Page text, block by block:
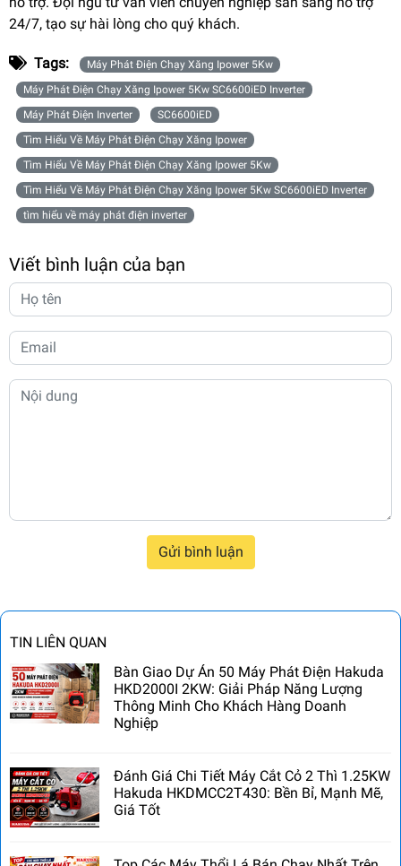
TIN LIÊN QUAN
Bàn Giao Dự Án 50 Máy Phát Điện Hakuda
HKD2000I 2KW: Giải Pháp Năng Lượng
Thông Minh Cho Khách Hàng Doanh
Nghiệp
Đánh Giá Chi Tiết Máy Cắt Cỏ 2 Thì 1.25KW
Hakuda HKDMCC2T430: Bền Bỉ, Mạnh Mẽ,
Giá Tốt
24/7, tạo sự hài lòng cho quý khách.
Tags:
Máy Phát Điện Chạy Xăng Ipower 5Kw
Máy Phát Điện Chạy Xăng Ipower 5Kw SC6600iED Inverter
Máy Phát Điện Inverter
SC6600iED
Tìm Hiểu Về Máy Phát Điện Chạy Xăng Ipower
Tìm Hiểu Về Máy Phát Điện Chạy Xăng Ipower 5Kw
Tìm Hiểu Về Máy Phát Điện Chạy Xăng Ipower 5Kw SC6600iED Inverter
tìm hiểu về máy phát điện inverter
Viết bình luận của bạn
Gửi bình luận